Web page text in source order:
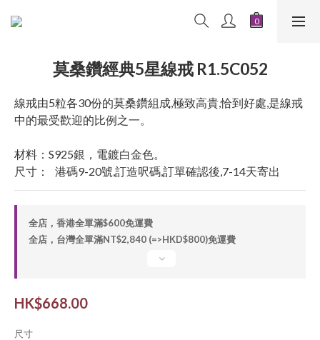
莫桑鑽經典5星線戒 R1.5C052
線戒由5粒各30份的莫桑鑽組成,極致高貴,恰到好處,是線戒
中的最受歡迎的比例之一。
材料：S925銀，電鍍白金色。
尺寸：   港碼9-20號,訂造呎碼,訂單確認後,7-14天寄出
全店，香港全單滿$600免運費
全店，台灣全單滿NT$2,840 (=>HKD$800)免運費
HK$668.00
尺寸